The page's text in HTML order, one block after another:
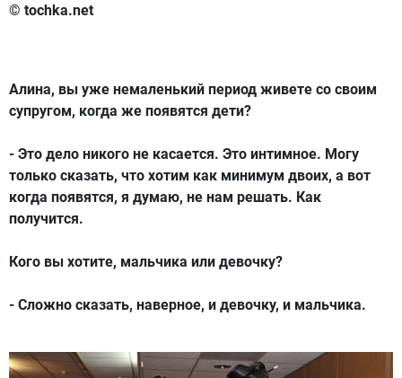
© tochka.net
Алина, вы уже немаленький период живете со своим
супругом, когда же появятся дети?
- Это дело никого не касается. Это интимное. Могу
только сказать, что хотим как минимум двоих, а вот
когда появятся, я думаю, не нам решать. Как
получится.
Кого вы хотите, мальчика или девочку?
- Сложно сказать, наверное, и девочку, и мальчика.